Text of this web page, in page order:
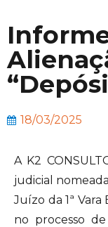
18/03/2025
A K2
judicial
Juízo da 1ª Vara
no processo